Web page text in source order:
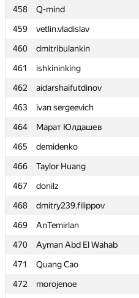
458
Q-mind
459
vetlin.vladislav
460
dmitribulankin
461
ishkininking
462
aidarshaifutdinov
463
ivan sergeevich
464
Марат Юлдашев
465
demidenko
466
Taylor Huang
467
donilz
468
dmitry239.filippov
469
AnTemirlan
470
Ayman Abd El Wahab
471
Quang Cao
472
morojenoe
458
Q-mind
459
vetlin.vladislav
460
dmitribulankin
461
ishkininking
462
aidarshaifutdinov
463
ivan sergeevich
464
Марат Юлдашев
465
demidenko
466
Taylor Huang
467
donilz
468
dmitry239.filippov
469
AnTemirlan
470
Ayman Abd El Wahab
471
Quang Cao
472
morojenoe